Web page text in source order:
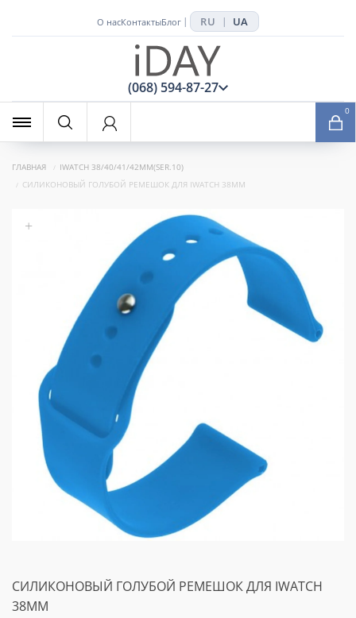
О насКонтактыБлог | RU | UA
(068) 594-87-27
0
ГЛАВНАЯ
IWATCH 38/40/41/42MM(SER.10)
СИЛИКОНОВЫЙ ГОЛУБОЙ РЕМЕШОК ДЛЯ IWATCH 38MM
+
СИЛИКОНОВЫЙ ГОЛУБОЙ РЕМЕШОК ДЛЯ IWATCH
38MM